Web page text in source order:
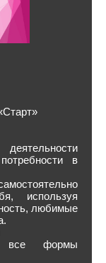
в
используя
любимые
все формы